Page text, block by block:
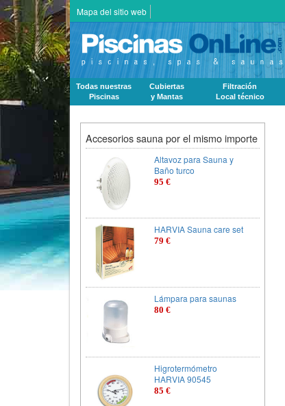
Mapa del sitio web
Todas nuestras
Piscinas
Cubiertas
y Mantas
Filtración
Local técnico
Accesorios sauna por el mismo importe
Altavoz para Sauna y
Baño turco
95 €
HARVIA Sauna care set
79 €
Lámpara para saunas
80 €
Higrotermómetro
HARVIA 90545
85 €